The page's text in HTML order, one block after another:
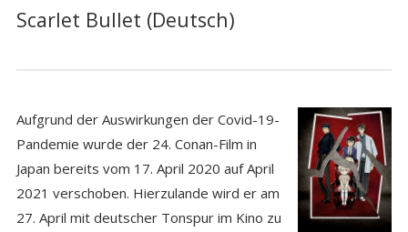
Scarlet Bullet (Deutsch)
Aufgrund der Auswirkungen der Covid-19-
Pandemie wurde der 24. Conan-Film in
Japan bereits vom 17. April 2020 auf April
2021 verschoben. Hierzulande wird er am
27. April mit deutscher Tonspur im Kino zu